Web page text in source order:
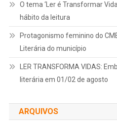
O tema ‘Ler é Transformar
hábito da leitura
Protagonismo feminino do
Literária do município
LER TRANSFORMA VIDAS:
literária em 01/02 de agosto
ARQUIVOS